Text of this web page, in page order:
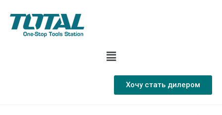
Хочу стать дилером